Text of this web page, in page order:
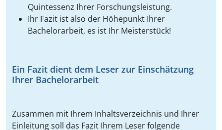
Quintessenz Ihrer Forschungsleistung.
Ihr Fazit ist also der Höhepunkt Ihrer
Bachelorarbeit, es ist Ihr Meisterstück!
Ein Fazit dient dem Leser zur Einschätzung
Ihrer Bachelorarbeit
Zusammen mit Ihrem Inhaltsverzeichnis und Ihrer
Einleitung soll das Fazit Ihrem Leser folgende